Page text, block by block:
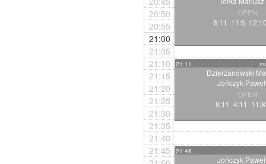
21:46
Jończyk Paweł
OPEN
8:11 11:6
21:11
Dzierżanowski
Jończyk Paweł
OPEN
8:11 4:11
20:50
20:55
21:00
21:05
21:10
21:15
21:20
21:25
21:30
21:35
21:40
21:45